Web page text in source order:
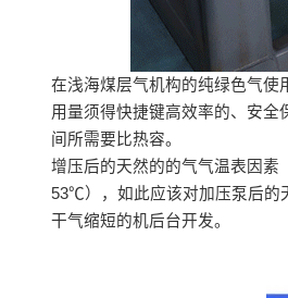
在浅海煤层气机构的纯绿色气使
用量须得快捷键高效率的、安全
间所需要比热容。
增压后的天然的的气气温表因
53℃），如此应该对加压泵后的
干气缩短的机后台开发。